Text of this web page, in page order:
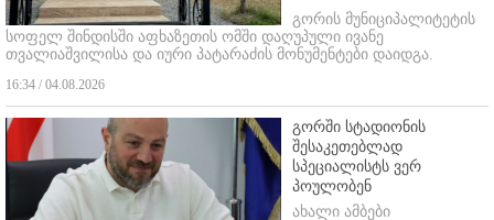
გორის მუნიციპალიტეტის
სოფელ შინდისში აფხაზეთის ომში დაღუპული ივანე
თვალიაშვილისა და იური პატარაძის მონუმენტები დაიდგა.
16:34 / 04.08.2026
გორში სტადიონის
შესაკეთებლად
სპეციალისტს ვერ
პოულობენ
ახალი ამბები